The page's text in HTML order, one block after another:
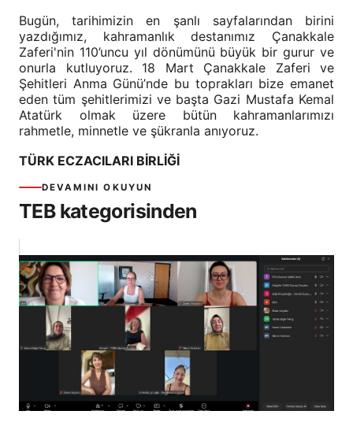
Bugün, tarihimizin en şanlı sayfalarından birini
yazdığımız, kahramanlık destanımız Çanakkale
Zaferi'nin 110’uncu yıl dönümünü büyük bir gurur ve
onurla kutluyoruz. 18 Mart Çanakkale Zaferi ve
Şehitleri Anma Günü’nde bu toprakları bize emanet
eden tüm şehitlerimizi ve başta Gazi Mustafa Kemal
Atatürk olmak üzere bütün kahramanlarımızı
rahmetle, minnetle ve şükranla anıyoruz.
TÜRK ECZACILARI BİRLİĞİ
DEVAMINI OKUYUN
TEB kategorisinden